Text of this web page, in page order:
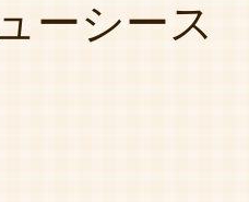
ーシース